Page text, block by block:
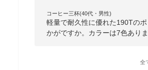
コーヒー三杯(40代・男性)
軽量で耐久性に優れた190Tの
かがですか。カラーは7色あり
全